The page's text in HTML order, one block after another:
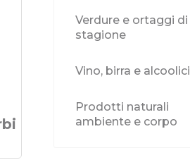
Verdure e ortaggi di
stagione
Vino, birra e alcoolici
Prodotti naturali
ambiente e corpo